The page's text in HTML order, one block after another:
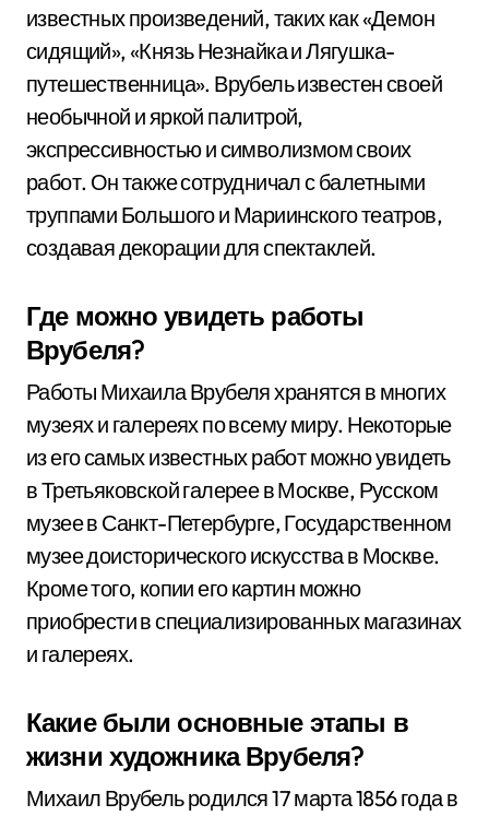
известных произведений, таких как «Демон
сидящий», «Князь Незнайка и Лягушка-
путешественница». Врубель известен своей
необычной и яркой палитрой,
экспрессивностью и символизмом своих
работ. Он также сотрудничал с балетными
труппами Большого и Мариинского театров,
создавая декорации для спектаклей.
Где можно увидеть работы
Врубеля?
Работы Михаила Врубеля хранятся в многих
музеях и галереях по всему миру. Некоторые
из его самых известных работ можно увидеть
в Третьяковской галерее в Москве, Русском
музее в Санкт-Петербурге, Государственном
музее доисторического искусства в Москве.
Кроме того, копии его картин можно
приобрести в специализированных магазинах
и галереях.
Какие были основные этапы в
жизни художника Врубеля?
Михаил Врубель родился 17 марта 1856 года в